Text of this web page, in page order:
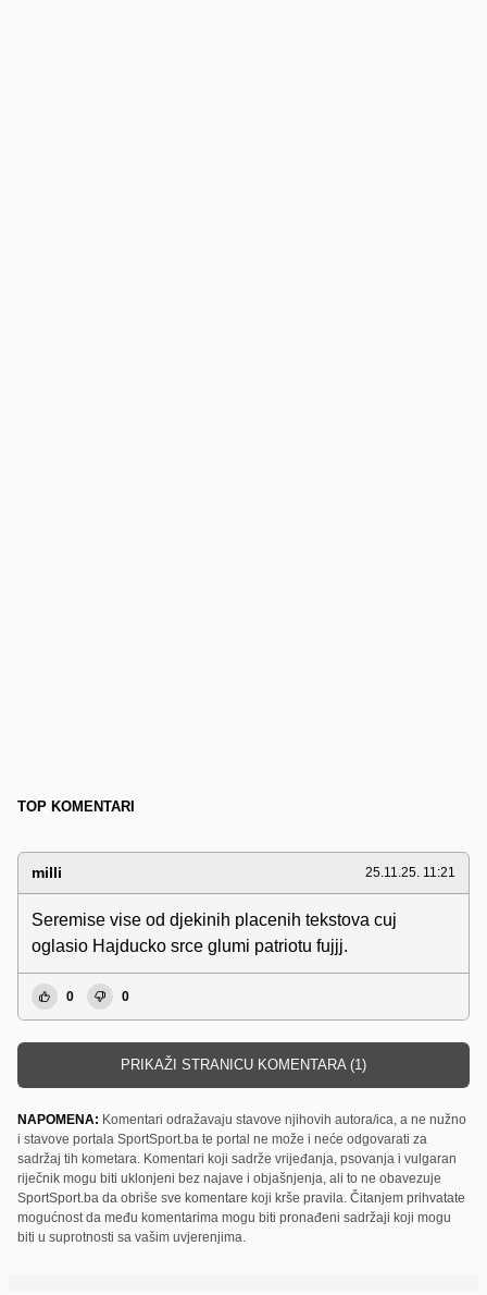
TOP KOMENTARI
milli 25.11.25. 11:21
Seremise vise od djekinih placenih tekstova cuj
oglasio Hajducko srce glumi patriotu fujjj.
0 0
PRIKAŽI STRANICU KOMENTARA (1)
NAPOMENA: Komentari odražavaju stavove njihovih autora/ica, a ne nužno
i stavove portala SportSport.ba te portal ne može i neće odgovarati za
sadržaj tih kometara. Komentari koji sadrže vrijeđanja, psovanja i vulgaran
riječnik mogu biti uklonjeni bez najave i objašnjenja, ali to ne obavezuje
SportSport.ba da obriše sve komentare koji krše pravila. Čitanjem prihvatate
mogućnost da među komentarima mogu biti pronađeni sadržaji koji mogu
biti u suprotnosti sa vašim uvjerenjima.